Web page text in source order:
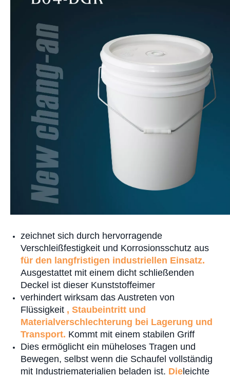
zeichnet sich durch hervorragende
Verschleißfestigkeit und Korrosionsschutz aus
für den langfristigen industriellen Einsatz.
Ausgestattet mit einem dicht schließenden
Deckel ist dieser Kunststoffeimer
verhindert wirksam das Austreten von
Flüssigkeit , Staubeintritt und
Materialverschlechterung bei Lagerung und
Transport. Kommt mit einem stabilen Griff
Dies ermöglicht ein müheloses Tragen und
Bewegen, selbst wenn die Schaufel vollständig
mit Industriematerialien beladen ist. Die leichte